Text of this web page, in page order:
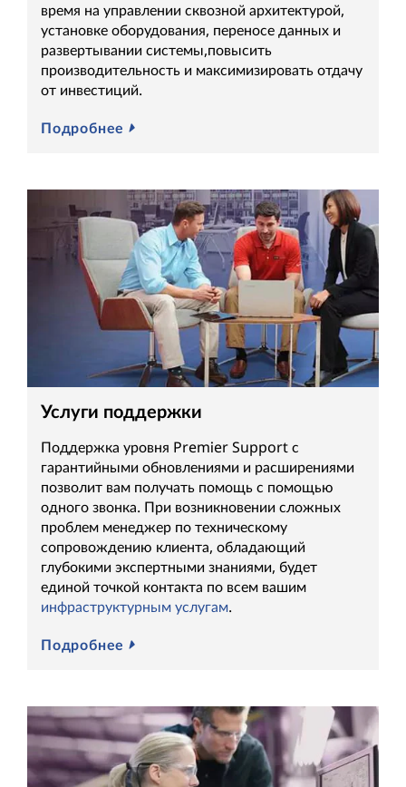
время на управлении сквозной архитектурой,
установке оборудования, переносе данных и
развертывании системы,повысить
производительность и максимизировать отдачу
от инвестиций.
Подробнее
Услуги поддержки
Поддержка уровня Premier Support с
гарантийными обновлениями и расширениями
позволит вам получать помощь с помощью
одного звонка. При возникновении сложных
проблем менеджер по техническому
сопровождению клиента, обладающий
глубокими экспертными знаниями, будет
единой точкой контакта по всем вашим
инфраструктурным услугам.
Подробнее